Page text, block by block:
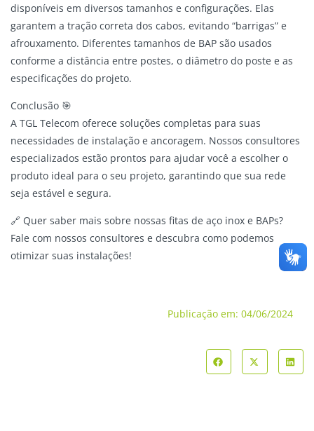
disponíveis em diversos tamanhos e configurações. Elas
garantem a tração correta dos cabos, evitando “barrigas” e
afrouxamento. Diferentes tamanhos de BAP são usados
conforme a distância entre postes, o diâmetro do poste e as
especificações do projeto.
Conclusão 🎯
A TGL Telecom oferece soluções completas para suas
necessidades de instalação e ancoragem. Nossos consultores
especializados estão prontos para ajudar você a escolher o
produto ideal para o seu projeto, garantindo que sua rede
seja estável e segura.
🔗 Quer saber mais sobre nossas fitas de aço inox e BAPs?
Fale com nossos consultores e descubra como podemos
otimizar suas instalações!
Publicação em: 04/06/2024